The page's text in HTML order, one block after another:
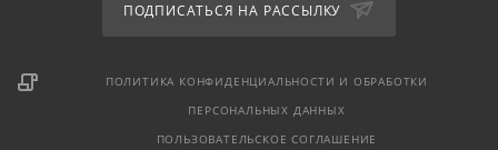
ПОДПИСАТЬСЯ НА РАССЫЛКУ
ПОЛИТИКА КОНФИДЕНЦИАЛЬНОСТИ И ОБРАБОТКИ
ПЕРСОНАЛЬНЫХ ДАННЫХ
ПОЛЬЗОВАТЕЛЬСКОЕ СОГЛАШЕНИЕ